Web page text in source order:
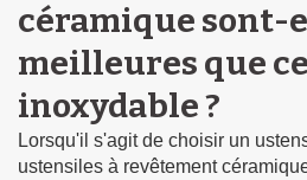
céramique sont-
meilleures que
inoxydable ?
Lorsqu'il s'agit de choisir un
ustensiles à revêtement